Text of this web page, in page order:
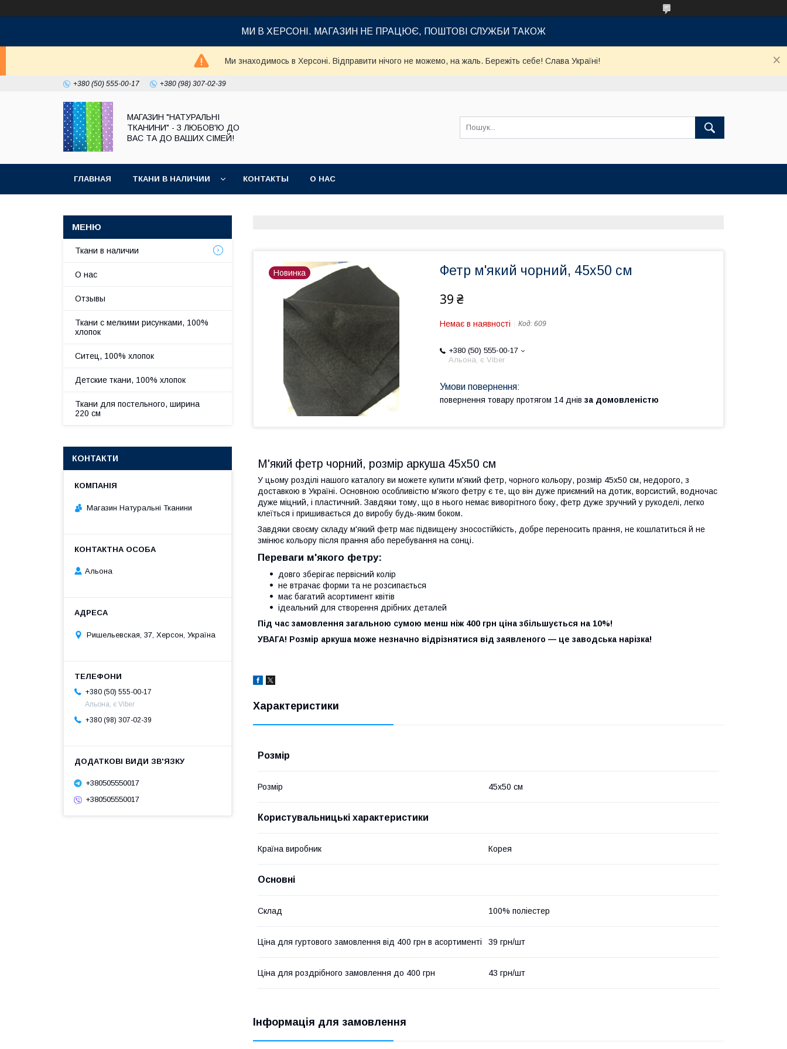
МИ В ХЕРСОНІ. МАГАЗИН НЕ ПРАЦЮЄ, ПОШТОВІ СЛУЖБИ ТАКОЖ
Ми знаходимось в Херсоні. Відправити нічого не можемо, на жаль. Бережіть себе! Слава Україні!
+380 (50) 555-00-17 +380 (98) 307-02-39
МАГАЗИН "НАТУРАЛЬНІ
ТКАНИНИ" - З ЛЮБОВ'Ю ДО
ВАС ТА ДО ВАШИХ СІМЕЙ!
ГЛАВНАЯ ТКАНИ В НАЛИЧИИ КОНТАКТЫ О НАС
Новинка Фетр м'який чорний, 45х50 см
39 ₴
Немає в наявності Код: 609
+380 (50) 555-00-17
Альона, є Viber
повернення товару протягом 14 днів за домовленістю
М'який фетр чорний, розмір аркуша 45х50 см
У цьому розділі нашого каталогу ви можете купити м'який фетр, чорного кольору, розмір 45х50 см, недорого, з
доставкою в Україні. Основною особливістю м'якого фетру є те, що він дуже приємний на дотик, ворсистий, водночас
дуже міцний, і пластичний. Завдяки тому, що в нього немає виворітного боку, фетр дуже зручний у рукоделі, легко
клеїться і пришивається до виробу будь-яким боком.
Завдяки своєму складу м'який фетр має підвищену зносостійкість, добре переносить прання, не кошлатиться й не
змінює кольору після прання або перебування на сонці.
Переваги м'якого фетру:
довго зберігає первісний колір
не втрачає форми та не розсипається
має багатий асортимент квітів
ідеальний для створення дрібних деталей
Під час замовлення загальною сумою менш ніж 400 грн ціна збільшується на 10%!
УВАГА! Розмір аркуша може незначно відрізнятися від заявленого — це заводська нарізка!
Характеристики
Розмір
Розмір 45х50 см
Користувальницькі характеристики
Країна виробник Корея
Основні
Склад 100% поліестер
Ціна для гуртового замовлення від 400 грн в асортименті 39 грн/шт
Ціна для роздрібного замовлення до 400 грн 43 грн/шт
Інформація для замовлення
Ткани в наличии
О нас
Отзывы
Ткани с мелкими рисунками, 100%
хлопок
Ситец, 100% хлопок
Детские ткани, 100% хлопок
Ткани для постельного, ширина
220 см
КОНТАКТИ
Магазин Натуральні Тканини
Альона
Ришельевская, 37, Херсон, Україна
+380 (50) 555-00-17
Альона, є Viber
+380 (98) 307-02-39
+380505550017
+380505550017